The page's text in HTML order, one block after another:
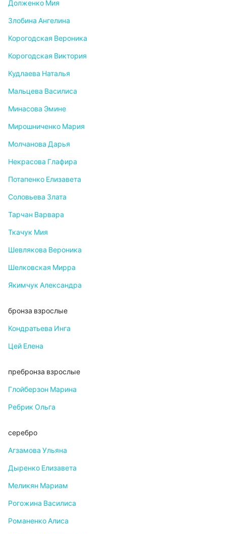
Долженко Мия
Злобина Ангелина
Корогодская Вероника
Корогодская Виктория
Кудлаева Наталья
Мальцева Василиса
Минасова Эмине
Мирошниченко Мария
Молчанова Дарья
Некрасова Глафира
Потапенко Елизавета
Соловьева Злата
Тарчан Варвара
Ткачук Мия
Шевлякова Вероника
Шелковская Мирра
Якимчук Александра
бронза взрослые
Кондратьева Инга
Цей Елена
пребронза взрослые
Глойберзон Марина
Ребрик Ольга
серебро
Агзамова Ульяна
Дыренко Елизавета
Меликян Мариам
Рогожина Василиса
Романенко Алиса